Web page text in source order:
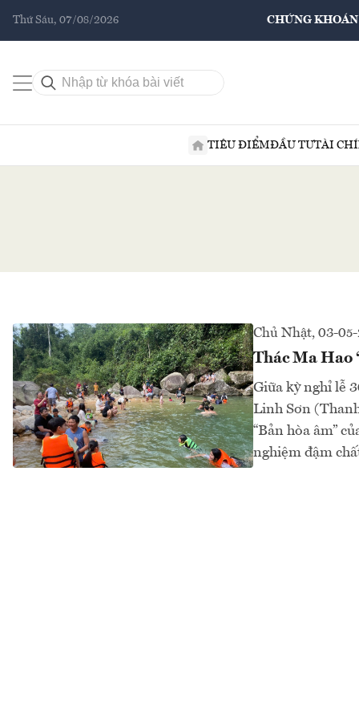
Thứ Sáu, 07/08/2026 CHỨNG KHOÁN
TIÊU ĐIỂMĐẦU TƯTÀI
Chủ Nhật, 03-
Thác Ma Hao
Giữa kỳ nghỉ lễ
Linh Sơn
“Bản hòa âm”
nghiệm đậm